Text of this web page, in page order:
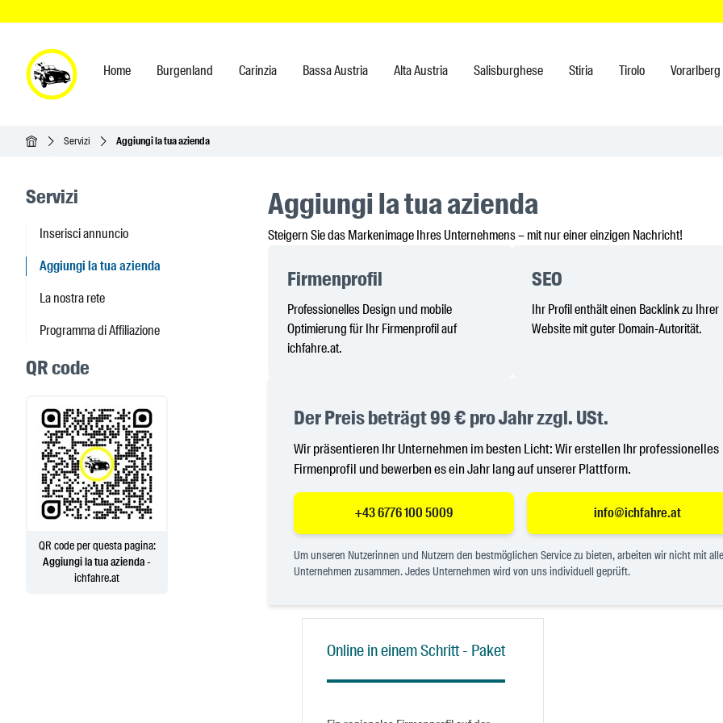
Home Burgenland Carinzia Bassa Austria Alta Austria Salisburghese Stiria Tirolo Vorarlberg
Home Servizi Aggiungi la tua azienda
Seitenleisten-Navigation
Servizi
Inserisci annuncio
Aggiungi la tua azienda
La nostra rete
Programma di Affiliazione
QR code
QR code per questa pagina:
Aggiungi la tua azienda-
ichfahre.at
Aggiungi la tua azienda
Steigern Sie das Markenimage Ihres Unternehmens – mit nur einer einzigen Nachricht!
Firmenprofil
Professionelles Design und mobile
Optimierung für Ihr Firmenprofil auf
ichfahre.at.
SEO
Ihr Profil enthält einen Backlink zu Ihrer
Website mit guter Domain-Autorität.
Der Preis beträgt 99 € pro Jahr zzgl. USt.
Wir präsentieren Ihr Unternehmen im besten Licht: Wir erstellen Ihr professionelles
Firmenprofil und bewerben es ein Jahr lang auf unserer Plattform.
+43 6776 100 5009 info@ichfahre.at
Um unseren Nutzerinnen und Nutzern den bestmöglichen Service zu bieten, arbeiten wir nicht mit
Unternehmen zusammen. Jedes Unternehmen wird von uns individuell geprüft.
Online in einem Schritt - Paket